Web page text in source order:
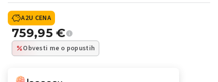
A2U CENA
759,95€
Obvesti me o popustih